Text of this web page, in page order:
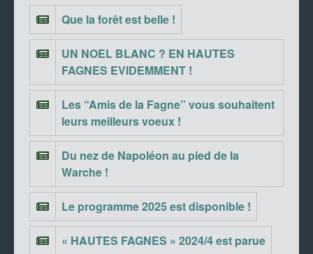
Que la forêt est belle !
UN NOEL BLANC ? EN HAUTES
FAGNES EVIDEMMENT !
Les “Amis de la Fagne” vous souhaitent
leurs meilleurs voeux !
Du nez de Napoléon au pied de la
Warche !
Le programme 2025 est disponible !
« HAUTES FAGNES » 2024/4 est parue